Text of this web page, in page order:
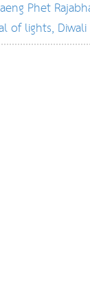
Phet
of lights,